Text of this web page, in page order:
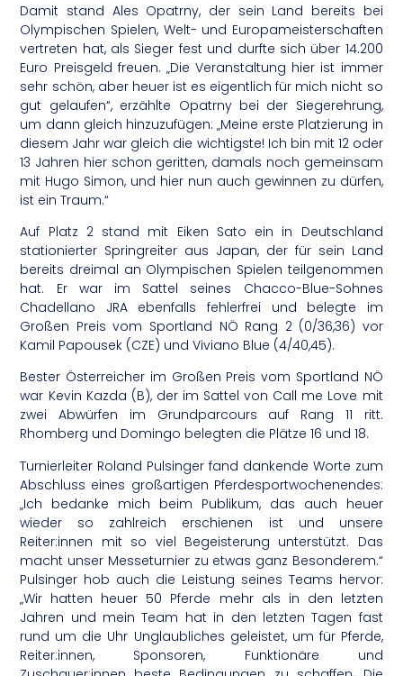
Damit stand Ales Opatrny, der sein Land bereits bei
Olympischen Spielen, Welt- und Europameisterschaften
vertreten hat, als Sieger fest und durfte sich über 14.200
Euro Preisgeld freuen. „Die Veranstaltung hier ist immer
sehr schön, aber heuer ist es eigentlich für mich nicht so
gut gelaufen“, erzählte Opatrny bei der Siegerehrung,
um dann gleich hinzuzufügen: „Meine erste Platzierung in
diesem Jahr war gleich die wichtigste! Ich bin mit 12 oder
13 Jahren hier schon geritten, damals noch gemeinsam
mit Hugo Simon, und hier nun auch gewinnen zu dürfen,
ist ein Traum.“
Auf Platz 2 stand mit Eiken Sato ein in Deutschland
stationierter Springreiter aus Japan, der für sein Land
bereits dreimal an Olympischen Spielen teilgenommen
hat. Er war im Sattel seines Chacco-Blue-Sohnes
Chadellano JRA ebenfalls fehlerfrei und belegte im
Großen Preis vom Sportland NÖ Rang 2 (0/36,36) vor
Kamil Papousek (CZE) und Viviano Blue (4/40,45).
Bester Österreicher im Großen Preis vom Sportland NÖ
war Kevin Kazda (B), der im Sattel von Call me Love mit
zwei Abwürfen im Grundparcours auf Rang 11 ritt.
Rhomberg und Domingo belegten die Plätze 16 und 18.
Turnierleiter Roland Pulsinger fand dankende Worte zum
Abschluss eines großartigen Pferdesportwochenendes:
„Ich bedanke mich beim Publikum, das auch heuer
wieder so zahlreich erschienen ist und unsere
Reiter:innen mit so viel Begeisterung unterstützt. Das
macht unser Messeturnier zu etwas ganz Besonderem.“
Pulsinger hob auch die Leistung seines Teams hervor:
„Wir hatten heuer 50 Pferde mehr als in den letzten
Jahren und mein Team hat in den letzten Tagen fast
rund um die Uhr Unglaubliches geleistet, um für Pferde,
Reiter:innen, Sponsoren, Funktionäre und